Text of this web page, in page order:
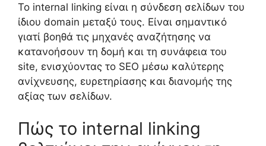
Το internal linking είναι η σύνδεση σελίδων του
ίδιου domain μεταξύ τους. Είναι σημαντικό
γιατί βοηθά τις μηχανές αναζήτησης να
κατανοήσουν τη δομή και τη συνάφεια του
site, ενισχύοντας το SEO μέσω καλύτερης
ανίχνευσης, ευρετηρίασης και διανομής της
αξίας των σελίδων.
Πώς το internal linking